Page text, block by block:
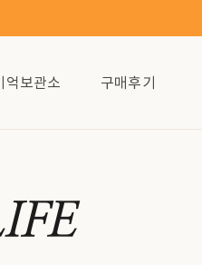
억보관소 구매후기